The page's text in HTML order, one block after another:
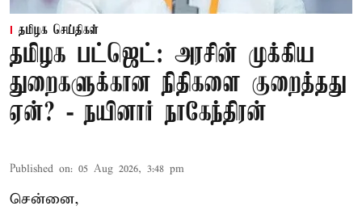
தமிழக செய்திகள்
தமிழக பட்ஜெட்: அரசின் முக்கிய
துறைகளுக்கான நிதிகளை குறைத்தது
ஏன்? - நயினார் நாகேந்திரன்
Published on: 05 Aug 2026, 3:48 pm
சென்னை,